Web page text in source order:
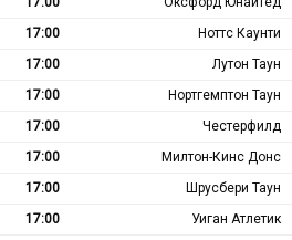
17:00
Ноттс Каунти
17:00
Лутон Таун
17:00
Нортгемптон Таун
17:00
Честерфилд
17:00
Милтон-Кинс Донс
17:00
Шрусбери Таун
17:00
Уиган Атлетик